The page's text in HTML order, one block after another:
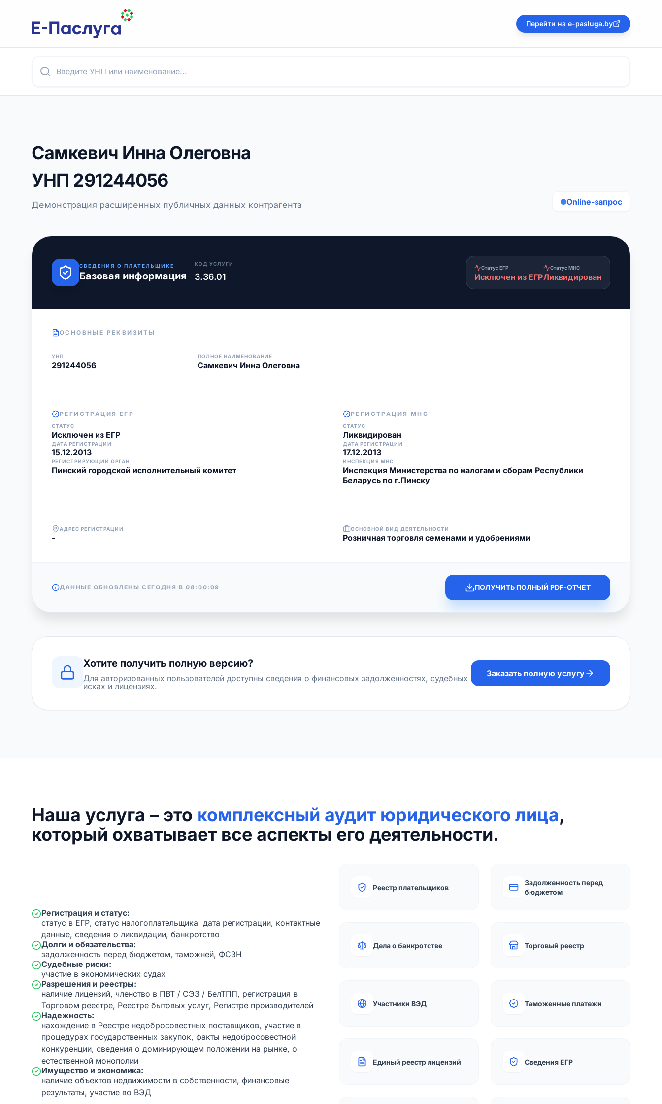
Перейти на e-pasluga.by
Самкевич Инна Олеговна
УНП 291244056
Демонстрация расширенных публичных данных контрагента Online-запрос
СВЕДЕНИЯ О ПЛАТЕЛЬЩИКЕ
Базовая информация
КОД УСЛУГИ
3.36.01
Статус ЕГР
Исключен из ЕГР
Статус МНС
Ликвидирован
ОСНОВНЫЕ РЕКВИЗИТЫ
УНП
291244056
ПОЛНОЕ НАИМЕНОВАНИЕ
Самкевич Инна Олеговна
РЕГИСТРАЦИЯ ЕГР
СТАТУС
Исключен из ЕГР
ДАТА РЕГИСТРАЦИИ
15.12.2013
РЕГИСТРИРУЮЩИЙ ОРГАН
Пинский городской исполнительный комитет
РЕГИСТРАЦИЯ МНС
СТАТУС
Ликвидирован
ДАТА РЕГИСТРАЦИИ
17.12.2013
ИНСПЕКЦИЯ МНС
Инспекция Министерства по налогам и сборам Республики
Беларусь по г.Пинску
АДРЕС РЕГИСТРАЦИИ
-
ОСНОВНОЙ ВИД ДЕЯТЕЛЬНОСТИ
Розничная торговля семенами и удобрениями
ДАННЫЕ ОБНОВЛЕНЫ СЕГОДНЯ В08:00:09 ПОЛУЧИТЬ ПОЛНЫЙ PDF-ОТЧЕТ
Хотите получить полную версию?
Для авторизованных пользователей доступны сведения о финансовых задолженностях, судебных
исках и лицензиях.
Заказать полную услугу
Наша услуга – это комплексный аудит юридического лица,
который охватывает все аспекты его деятельности.
Регистрация и статус:
статус в ЕГР, статус налогоплательщика, дата регистрации, контактные
данные, сведения о ликвидации, банкротство
Долги и обязательства:
задолженность перед бюджетом, таможней, ФСЗН
Судебные риски:
участие в экономических судах
Разрешения и реестры:
наличие лицензий, членство в ПВТ / СЭЗ / БелТПП, регистрация в
Торговом реестре, Реестре бытовых услуг, Регистре производителей
Надежность:
нахождение в Реестре недобросовестных поставщиков, участие в
процедурах государственных закупок, факты недобросовестной
конкуренции, сведения о доминирующем положении на рынке, о
естественной монополии
Имущество и экономика:
наличие объектов недвижимости в собственности, финансовые
результаты, участие во ВЭД
Реестр плательщиков
Задолженность перед
бюджетом
Дела о банкротстве Торговый реестр
Участники ВЭД Таможенные платежи
Единый реестр лицензий Сведения ЕГР